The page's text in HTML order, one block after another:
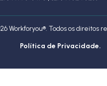
Workforyou®. Todos os direitos
Política de Privacidade.